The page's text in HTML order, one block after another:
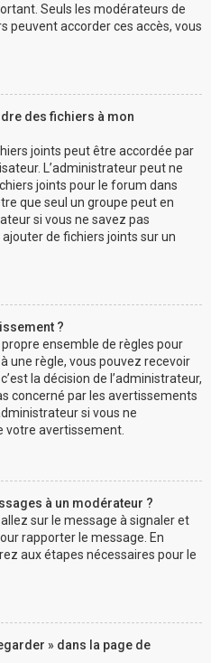
Seuls les modérateurs de
peuvent accorder ces accès, vous
des fichiers à mon
joints peut être accordée par
L’administrateur peut ne
joints pour le forum dans
que seul un groupe peut en
si vous ne savez pas
de fichiers joints sur un
?
ensemble de règles pour
une règle, vous pouvez recevoir
la décision de l’administrateur,
concerné par les avertissements
si vous ne
votre avertissement.
à un modérateur ?
sur le message à signaler et
rapporter le message. En
aux étapes nécessaires pour le
» dans la page de